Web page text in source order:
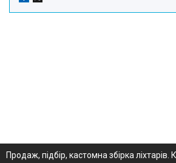
Продаж, підбір, кастомна збірка